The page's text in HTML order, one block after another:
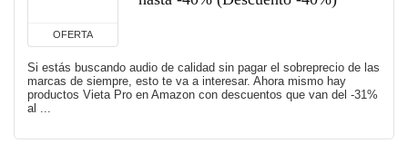
OFERTA
Si estás buscando audio de calidad sin pagar el sobreprecio de las
marcas de siempre, esto te va a interesar. Ahora mismo hay
productos Vieta Pro en Amazon con descuentos que van del -31%
al ...